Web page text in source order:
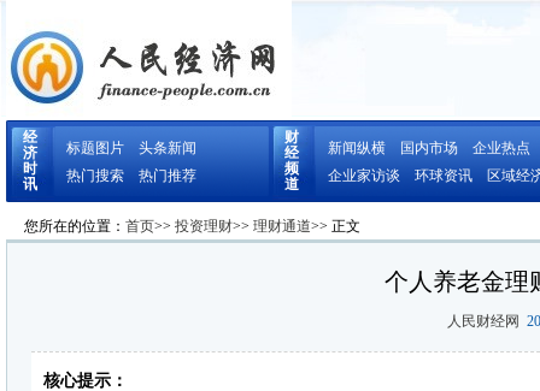
经
济
时
讯
标题图片
头条新闻
热门搜索
热门推荐
财
经
频
道
新闻纵横 国内市场
企业热点
企业家访谈
环球资讯 区域经
您所在的位置： 首页>> 投资理财>> 理财通道>> 正文
个人养老金理
人民财经网
核心提示：